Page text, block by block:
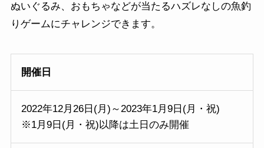
ぬいぐるみ、おもちゃなどが当たるハズレなしの魚釣
りゲームにチャレンジできます。
開催日
2022年12月26日(月)～2023年1月9日(月・祝)
※1月9日(月・祝)以降は土日のみ開催